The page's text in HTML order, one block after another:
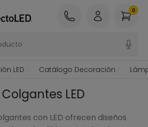
0
LED Catálogo Decoración
LED
con LED ofrecen diseños